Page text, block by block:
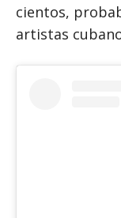
cientos,
artistas